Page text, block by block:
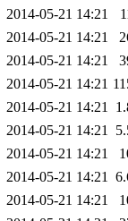
2014-05-21 14:21
2014-05-21 14:21
2014-05-21 14:21
2014-05-21 14:21
2014-05-21 14:21
2014-05-21 14:21
2014-05-21 14:21
2014-05-21 14:21
2014-05-21 14:21